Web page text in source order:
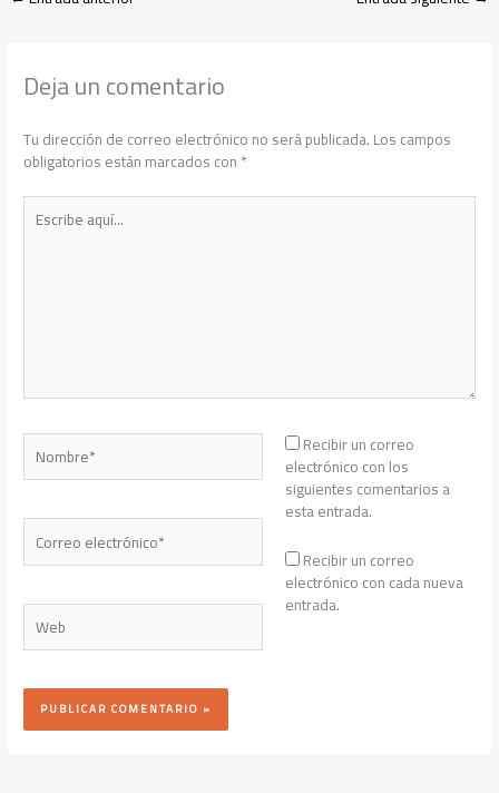
Deja un comentario
Tu dirección de correo electrónico no será publicada.Los campos
obligatorios están marcados con*
Escribe
aquí...
Nombre*
Correo
electrónico*
Web
Recibir un correo
electrónico con los
siguientes comentarios a
esta entrada.
Recibir un correo
electrónico con cada nueva
entrada.